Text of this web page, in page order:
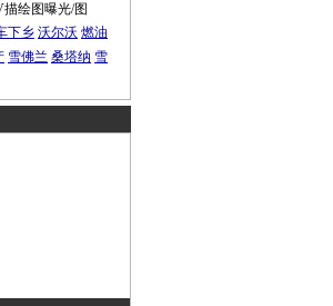
绘图曝光/图
下乡 沃尔沃 燃油
雪佛兰 桑塔纳 雪